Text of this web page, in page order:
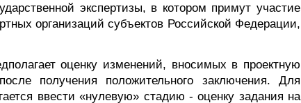
экспертизы, в котором примут участие
организаций субъектов Российской Федерации,
оценку изменений, вносимых в проектную
получения положительного заключения. Для
ввести «нулевую» стадию - оценку задания на